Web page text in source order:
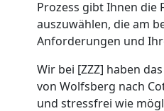
Prozess gibt Ihnen die
auszuwählen, die am
Anforderungen und
Wir bei [ZZZ] haben
von Wolfsberg nach
und stressfrei wie
Umzug